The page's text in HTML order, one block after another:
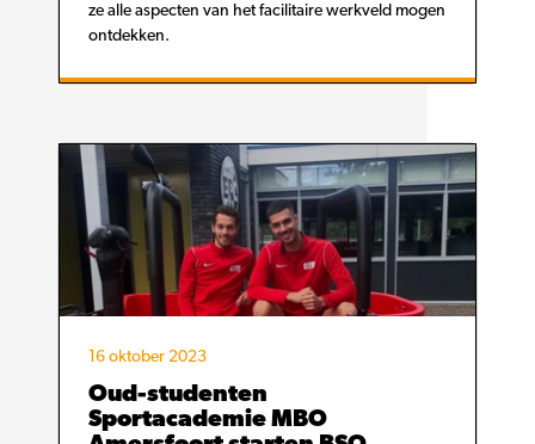
ze alle aspecten van het facilitaire werkveld mogen
ontdekken.
16 oktober 2023
Oud-studenten
Sportacademie MBO